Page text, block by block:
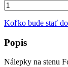
Koľko bude stať
Popis
Nálepky na stenu